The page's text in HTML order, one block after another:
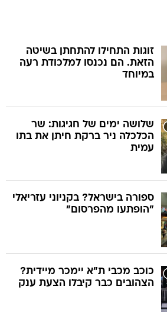
זוגות התחילו להתחתן בשיטה
הזאת. הם נכנסו למלכודת רעה
במיוחד
שלושה ימים של חגיגות: שר
הכלכלה ניר ברקת חיתן את בתו
עמית
ספורה בישראל? בקניוני עזריאלי
"הופתעו מהפרסום"
כוכב מכבי ת"א יימכר מיידית?
הצהובים כבר קיבלו הצעת ענק